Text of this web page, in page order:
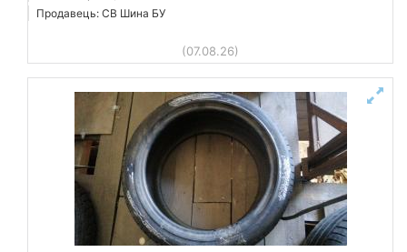
Продавець: СВ Шина БУ
(07.08.26)